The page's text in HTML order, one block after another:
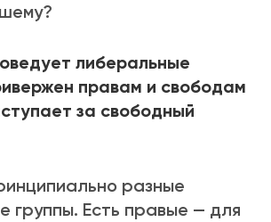
либеральные
правам и свободам
за свободный
разные
группы. Есть правые — для